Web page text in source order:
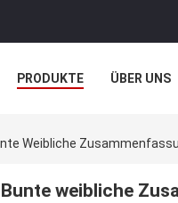
PRODUKTE ÜBER UNS
Weibliche
Bunte weibliche